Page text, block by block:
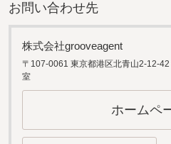
お問い合わせ先
株式会社grooveagent
〒107-0061 東京都港区北青山2-12-
室
ホームペ